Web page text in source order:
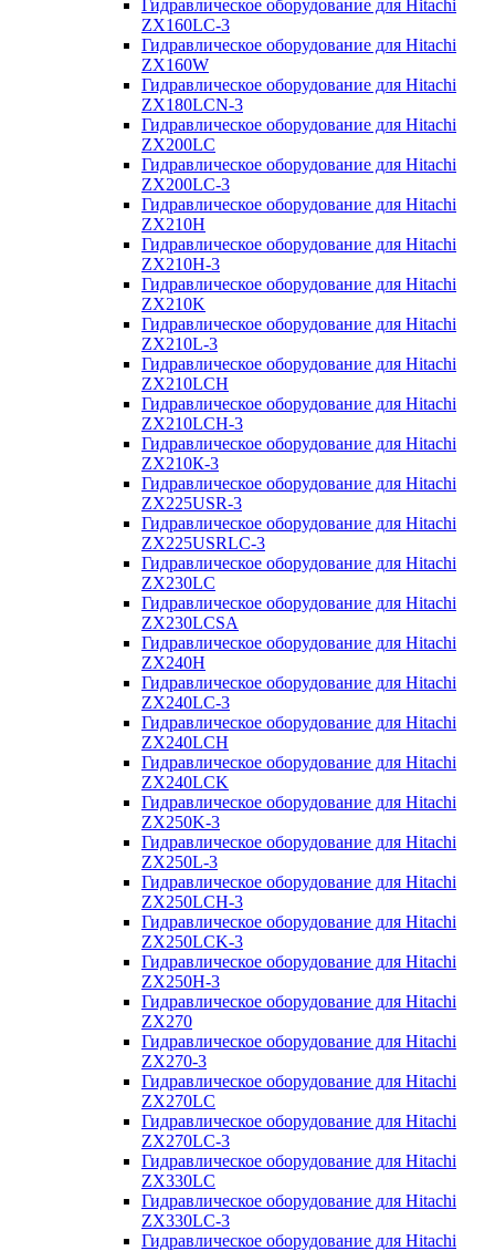
Гидравлическое оборудование для Hitachi
ZX160LC-3
Гидравлическое оборудование для Hitachi
ZX160W
Гидравлическое оборудование для Hitachi
ZX180LCN-3
Гидравлическое оборудование для Hitachi
ZX200LC
Гидравлическое оборудование для Hitachi
ZX200LC-3
Гидравлическое оборудование для Hitachi
ZX210H
Гидравлическое оборудование для Hitachi
ZX210H-3
Гидравлическое оборудование для Hitachi
ZX210K
Гидравлическое оборудование для Hitachi
ZX210L-3
Гидравлическое оборудование для Hitachi
ZX210LCH
Гидравлическое оборудование для Hitachi
ZX210LCH-3
Гидравлическое оборудование для Hitachi
ZX210К-3
Гидравлическое оборудование для Hitachi
ZX225USR-3
Гидравлическое оборудование для Hitachi
ZX225USRLC-3
Гидравлическое оборудование для Hitachi
ZX230LC
Гидравлическое оборудование для Hitachi
ZX230LCSA
Гидравлическое оборудование для Hitachi
ZX240H
Гидравлическое оборудование для Hitachi
ZX240LC-3
Гидравлическое оборудование для Hitachi
ZX240LCH
Гидравлическое оборудование для Hitachi
ZX240LCK
Гидравлическое оборудование для Hitachi
ZX250K-3
Гидравлическое оборудование для Hitachi
ZX250L-3
Гидравлическое оборудование для Hitachi
ZX250LCH-3
Гидравлическое оборудование для Hitachi
ZX250LCK-3
Гидравлическое оборудование для Hitachi
ZX250Н-3
Гидравлическое оборудование для Hitachi
ZX270
Гидравлическое оборудование для Hitachi
ZX270-3
Гидравлическое оборудование для Hitachi
ZX270LC
Гидравлическое оборудование для Hitachi
ZX270LC-3
Гидравлическое оборудование для Hitachi
ZX330LC
Гидравлическое оборудование для Hitachi
ZX330LC-3
Гидравлическое оборудование для Hitachi